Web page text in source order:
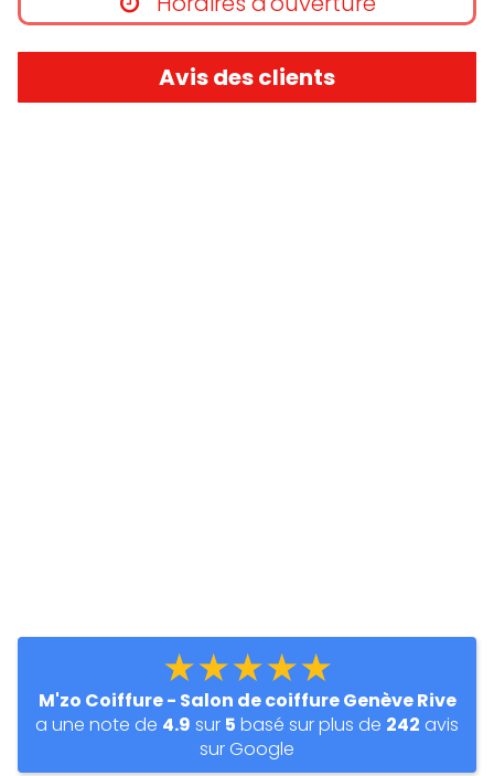
Avis des clients
★★★★★
M'zo Coiffure - Salon de coiffure Genève Rive
a une note de 4.9 sur 5 basé sur plus de 242 avis
sur Google